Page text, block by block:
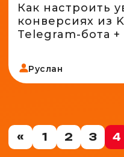
Как настроить
конверсиях из
Telegram-бота
Руслан
« 1 2 3 4